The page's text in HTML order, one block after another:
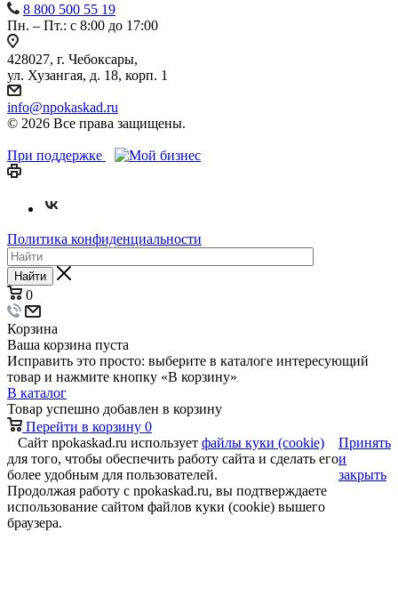
8 800 500 55 19
Пн. – Пт.: с 8:00 до 17:00
428027, г. Чебоксары,
ул. Хузангая, д. 18, корп. 1
info@npokaskad.ru
© 2026 Все права защищены.
При поддержке
Политика конфиденциальности
Найти
0
Корзина
Ваша корзина пуста
Исправить это просто: выберите в каталоге интересующий
товар и нажмите кнопку «В корзину»
В каталог
Товар успешно добавлен в корзину
Перейти в корзину 0
Сайт npokaskad.ru использует файлы куки (cookie)
для того, чтобы обеспечить работу сайта и сделать его
более удобным для пользователей.
Продолжая работу с npokaskad.ru, вы подтверждаете
использование сайтом файлов куки (cookie) вышего
браузера.
Принять
и
закрыть